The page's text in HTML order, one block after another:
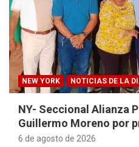
NEW YORK NOTICIAS DE LA
NY- Seccional Alianza
Guillermo Moreno por
6 de agosto de 2026